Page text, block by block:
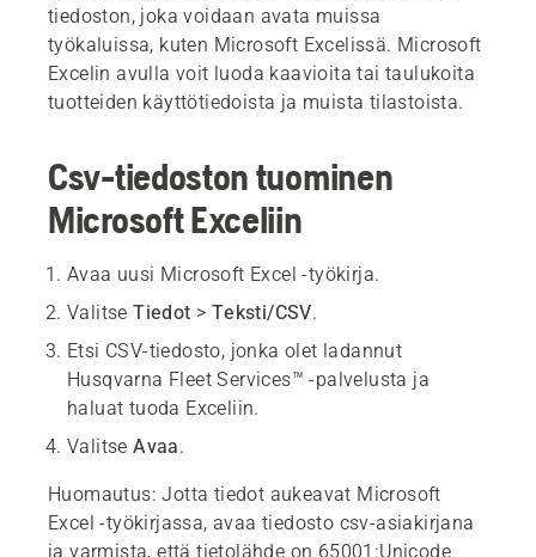
tiedoston, joka voidaan avata muissa
työkaluissa, kuten Microsoft Excelissä. Microsoft
Excelin avulla voit luoda kaavioita tai taulukoita
tuotteiden käyttötiedoista ja muista tilastoista.
Csv-tiedoston tuominen
Microsoft Exceliin
Avaa uusi Microsoft Excel -työkirja.
ValitseTiedot > Teksti/CSV.
Etsi CSV-tiedosto, jonka olet ladannut
Husqvarna Fleet Services™ -palvelusta ja
haluat tuoda Exceliin.
ValitseAvaa.
Huomautus: Jotta tiedot aukeavat Microsoft
Excel -työkirjassa, avaa tiedosto csv-asiakirjana
ja varmista, että tietolähde on 65001:Unicode